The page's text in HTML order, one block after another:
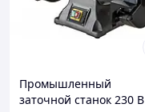
Промышленный
заточной станок 230 В